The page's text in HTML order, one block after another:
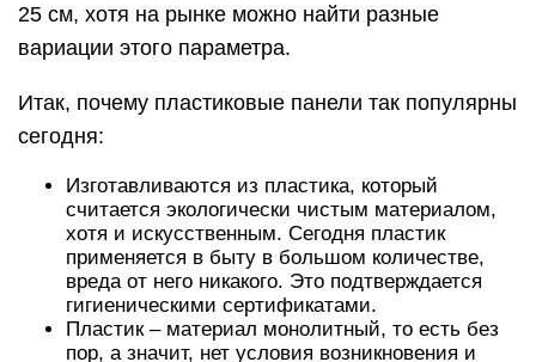
25 см, хотя на рынке можно найти разные
вариации этого параметра.
Итак, почему пластиковые панели так популярны
сегодня:
Изготавливаются из пластика, который
считается экологически чистым материалом,
хотя и искусственным. Сегодня пластик
применяется в быту в большом количестве,
вреда от него никакого. Это подтверждается
гигиеническими сертификатами.
Пластик – материал монолитный, то есть без
пор, а значит, нет условия возникновения и